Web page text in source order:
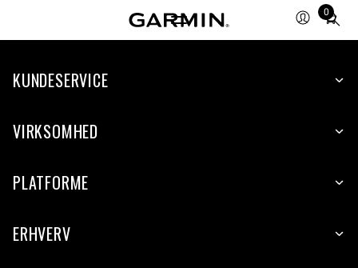
0
Total
items
cart:
KUNDESERVICE
VIRKSOMHED
PLATFORME
ERHVERV